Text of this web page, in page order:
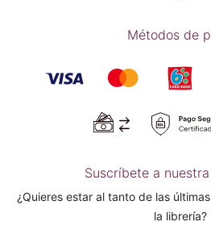
Métodos de
Suscríbete a
¿Quieres estar al tanto de las
la librería?